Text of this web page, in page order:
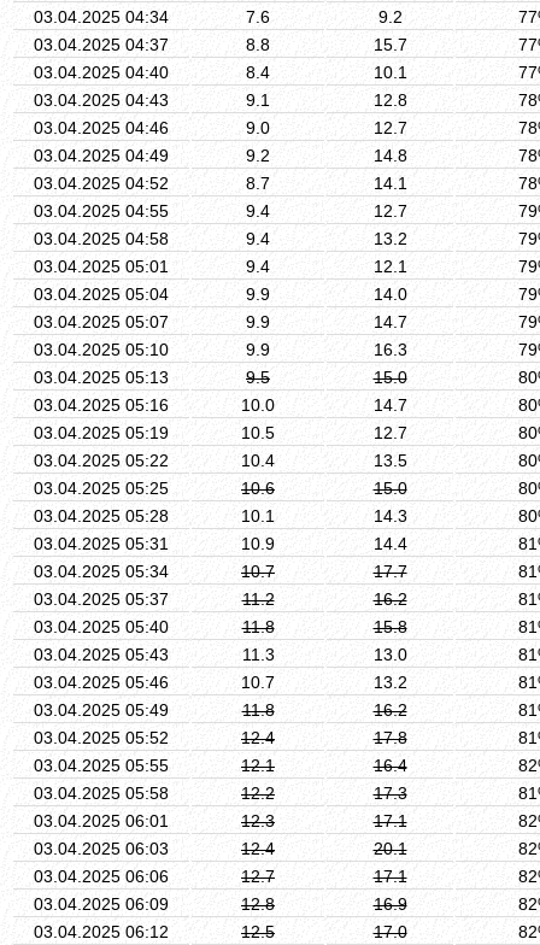
03.04.2025 04:34
7.6 9.2
03.04.2025 04:37
8.8 15.7
03.04.2025 04:40
8.4 10.1
03.04.2025 04:43
9.1 12.8
03.04.2025 04:46
9.0 12.7
03.04.2025 04:49
9.2 14.8
03.04.2025 04:52
8.7 14.1
03.04.2025 04:55
9.4 12.7
03.04.2025 04:58
9.4 13.2
03.04.2025 05:01
9.4 12.1
03.04.2025 05:04
9.9 14.0
03.04.2025 05:07
9.9 14.7
03.04.2025 05:10
9.9 16.3
03.04.2025 05:13
9.5 15.0
03.04.2025 05:16
10.0 14.7
03.04.2025 05:19
10.5 12.7
03.04.2025 05:22
10.4 13.5
03.04.2025 05:25
10.6 15.0
03.04.2025 05:28
10.1 14.3
03.04.2025 05:31
10.9 14.4
03.04.2025 05:34
10.7 17.7
03.04.2025 05:37
11.2 16.2
03.04.2025 05:40
11.8 15.8
03.04.2025 05:43
11.3 13.0
03.04.2025 05:46
10.7 13.2
03.04.2025 05:49
11.8 16.2
03.04.2025 05:52
12.4 17.8
03.04.2025 05:55
12.1 16.4
03.04.2025 05:58
12.2 17.3
03.04.2025 06:01
12.3 17.1
03.04.2025 06:03
12.4 20.1
03.04.2025 06:06
12.7 17.1
03.04.2025 06:09
12.8 16.9
03.04.2025 06:12
12.5 17.0